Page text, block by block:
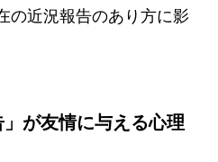
の近況報告のあり方に影
が友情に与える心理